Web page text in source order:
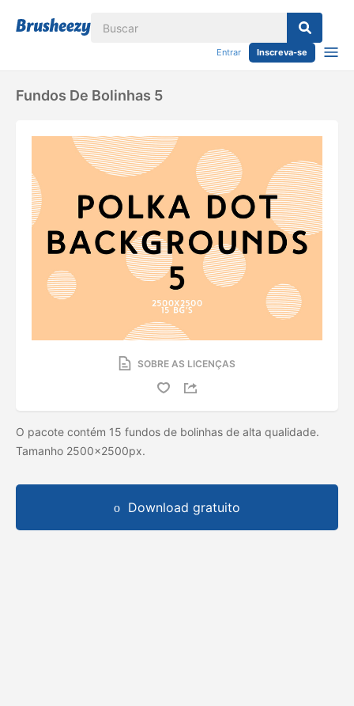
Entrar Inscreva-se
Fundos De Bolinhas 5
SOBRE AS LICENÇAS
O pacote contém 15 fundos de bolinhas de alta qualidade.
Tamanho 2500x2500px.
Download gratuito